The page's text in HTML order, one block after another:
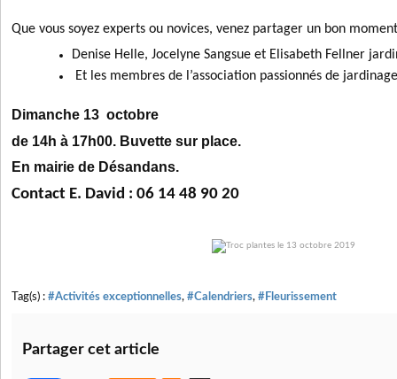
Que vous soyez experts ou novices, venez partager un bon
Denise Helle, Jocelyne Sangsue et Elisabeth Fellner
Et les membres de l’association passionnés de
Dimanche 13 octobre
de 14h à 17h00. Buvette sur place.
En mairie de Désandans.
Contact E. David : 06 14 48 90 20
Tag(s) : #Activités exceptionnelles, #Calendriers, #Fleurissement
Partager cet article